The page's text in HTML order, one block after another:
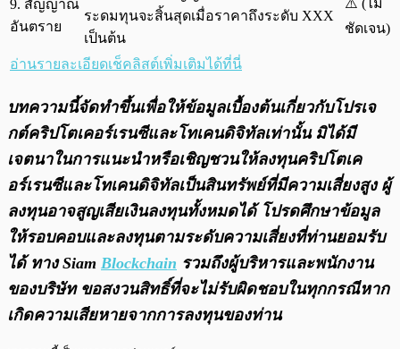
9. สัญญาณ
อันตราย
ระดมทุนจะสิ้นสุดเมื่อราคาถึงระดับ XXX
เป็นต้น
ชัดเจน)
อ่านรายละเอียดเช็คลิสต์เพิ่มเติมได้ที่นี่
บทความนี้จัดทำขึ้นเพื่อให้ข้อมูลเบื้องต้นเกี่ยวกับโปรเจ
กต์คริปโตเคอร์เรนซีและโทเคนดิจิทัลเท่านั้น มิได้มี
เจตนาในการแนะนำหรือเชิญชวนให้ลงทุนคริปโตเค
อร์เรนซีและโทเคนดิจิทัลเป็นสินทรัพย์ที่มีความเสี่ยงสูง ผู้
ลงทุนอาจสูญเสียเงินลงทุนทั้งหมดได้ โปรดศึกษาข้อมูล
ให้รอบคอบและลงทุนตามระดับความเสี่ยงที่ท่านยอมรับ
ได้ ทาง Siam Blockchain รวมถึงผู้บริหารและพนักงาน
ของบริษัท ขอสงวนสิทธิ์ที่จะไม่รับผิดชอบในทุกกรณีหาก
เกิดความเสียหายจากการลงทุนของท่าน